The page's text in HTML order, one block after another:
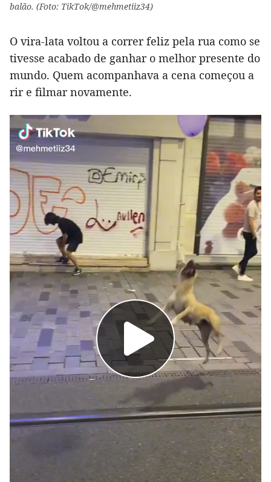
balão. (Foto: TikTok/@mehmetiiz34)
O vira-lata voltou a correr feliz pela rua como se
tivesse acabado de ganhar o melhor presente do
mundo. Quem acompanhava a cena começou a
rir e filmar novamente.